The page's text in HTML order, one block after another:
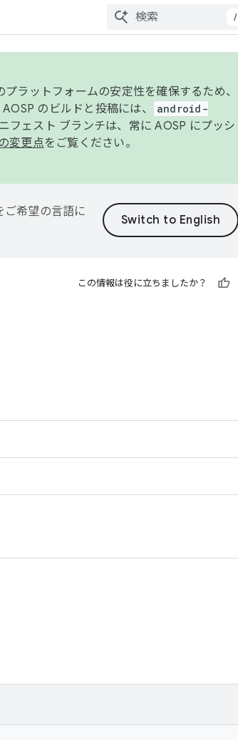
/
ラットフォームの安定性を確保するため、
のビルドと投稿には、
android-
フェスト ブランチは、常に AOSP にプッシ
変更点をご覧ください。
希望の言語に
この情報は役に立ちましたか？